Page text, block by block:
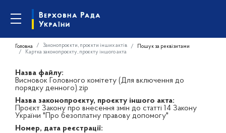
Головна Законопроєкти, проєкти інших актів
Пошук за реквізитами
Картка законопроєкту, проєкту іншого акта
Назва файлу:
Висновок Головного комітету (Для включення до
порядку денного).zip
Назва законопроєкту, проєкту іншого акта:
Проєкт Закону про внесення змін до статті 14 Закону
України "Про безоплатну правову допомогу"
Номер, дата реєстрації: